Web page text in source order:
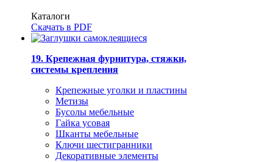
Каталоги
Скачать в PDF
19. Крепежная фурнитура, стяжки,
системы крепления
Крепежные уголки и пластины
Метизы
Бусолы мебельные
Гайка усовая
Шканты мебельные
Ключи шестигранники
Декоративные элементы